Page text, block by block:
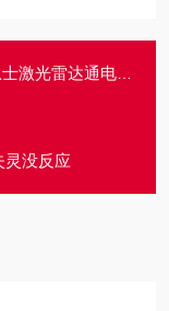
电指示灯都不亮修理
灵没反应